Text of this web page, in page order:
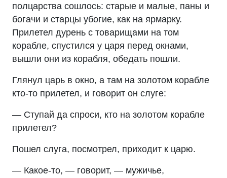
полцарства сошлось: старые и малые, паны и
богачи и старцы убогие, как на ярмарку.
Прилетел дурень с товарищами на том
корабле, спустился у царя перед окнами,
вышли они из корабля, обедать пошли.
Глянул царь в окно, а там на золотом корабле
кто-то прилетел, и говорит он слуге:
— Ступай да спроси, кто на золотом корабле
прилетел?
Пошел слуга, посмотрел, приходит к царю.
— Какое-то, — говорит, — мужичье,